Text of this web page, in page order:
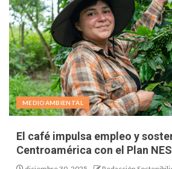
MEDIOAMBIENTAL
El café impulsa empleo y
Centroamérica con el Plan